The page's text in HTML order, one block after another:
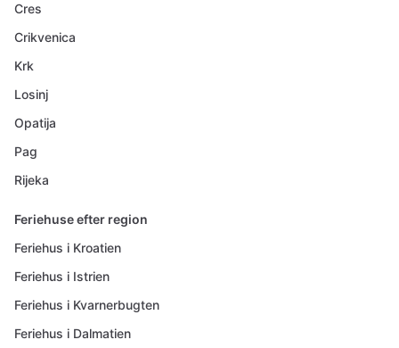
Cres
Crikvenica
Krk
Losinj
Opatija
Pag
Rijeka
Feriehuse efter region
Feriehus i Kroatien
Feriehus i Istrien
Feriehus i Kvarnerbugten
Feriehus i Dalmatien